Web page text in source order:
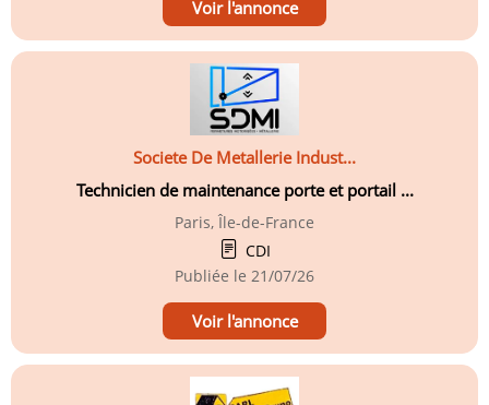
Voir l'annonce
Societe De Metallerie Indust...
Technicien de maintenance porte et portail ...
Paris, Île-de-France
CDI
Publiée le 21/07/26
Voir l'annonce